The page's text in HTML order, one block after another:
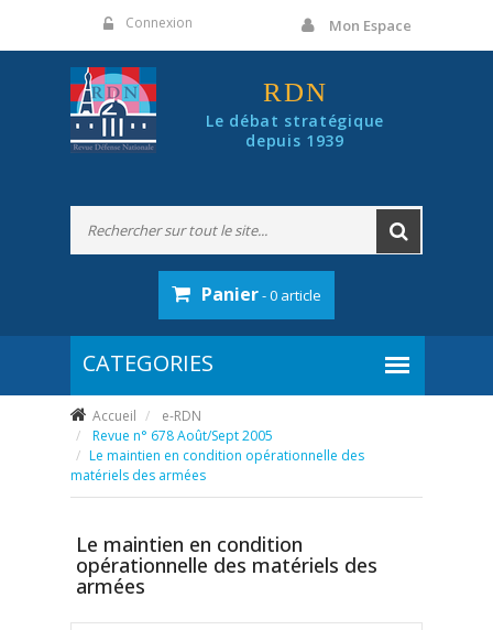
Connexion Mon Espace
RDN
Le débat stratégique
depuis 1939
Panier- 0 article
Accueil
e-RDN
Revue n° 678 Août/Sept 2005
Le maintien en condition opérationnelle des
matériels des armées
Le maintien en condition
opérationnelle des matériels des
armées